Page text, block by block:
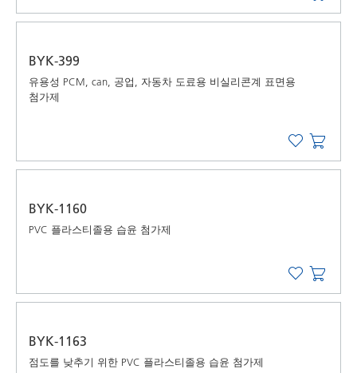
BYK-399
유용성 PCM, can, 공업, 자동차 도료용 비실리콘계 표면용
첨가제
BYK-1160
PVC 플라스티졸용 습윤 첨가제
BYK-1163
점도를 낮추기 위한 PVC 플라스티졸용 습윤 첨가제